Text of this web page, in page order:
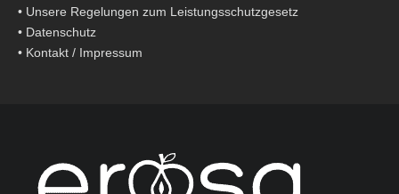
• Unsere Regelungen zum Leistungsschutzgesetz
• Datenschutz
• Kontakt / Impressum